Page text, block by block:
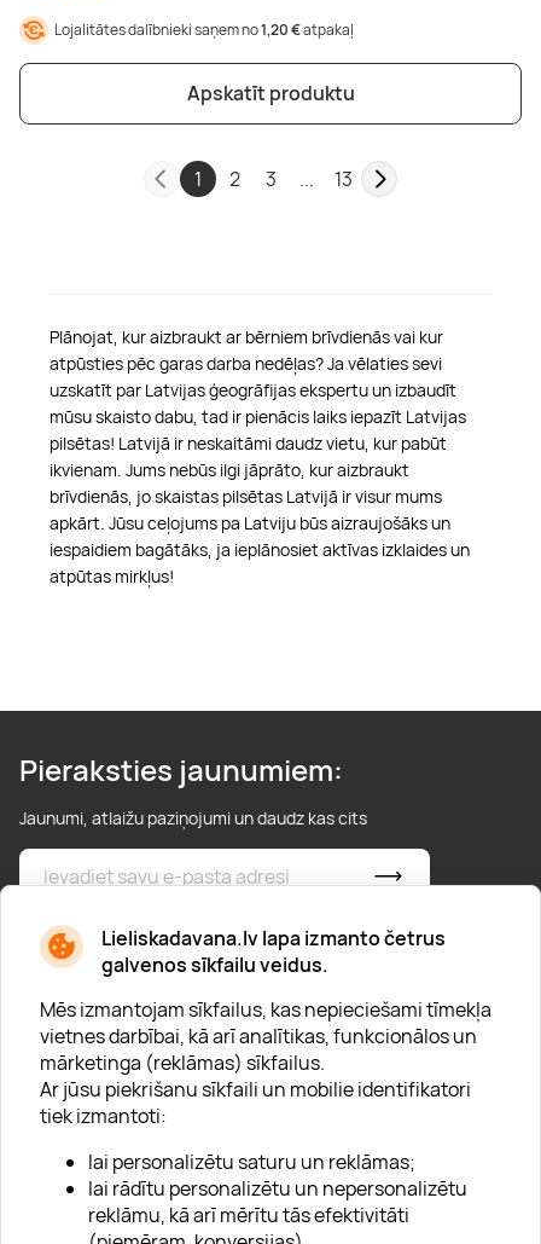
Lieliskadavana.lv lapa izmanto četrus
galvenos sīkfailu veidus.
Mēs izmantojam sīkfailus, kas nepieciešami tīmekļa
vietnes darbībai, kā arī analītikas, funkcionālos un
mārketinga (reklāmas) sīkfailus.
Ar jūsu piekrišanu sīkfaili un mobilie identifikatori
tiek izmantoti:
lai personalizētu saturu un reklāmas;
lai rādītu personalizētu un nepersonalizētu
reklāmu, kā arī mērītu tās efektivitāti
Lojalitātes dalībnieki saņem no1,20 €atpakaļ
Apskatīt produktu
1 2 3 ... 13
Plānojat, kur aizbraukt ar bērniem brīvdienās vai kur
atpūsties pēc garas darba nedēļas? Ja vēlaties sevi
uzskatīt par Latvijas ģeogrāfijas ekspertu un izbaudīt
mūsu skaisto dabu, tad ir pienācis laiks iepazīt Latvijas
pilsētas! Latvijā ir neskaitāmi daudz vietu, kur pabūt
ikvienam. Jums nebūs ilgi jāprāto, kur aizbraukt
brīvdienās, jo skaistas pilsētas Latvijā ir visur mums
apkārt. Jūsu ceļojums pa Latviju būs aizraujošāks un
iespaidiem bagātāks, ja ieplānosiet aktīvas izklaides un
atpūtas mirkļus!
Pieraksties jaunumiem:
Jaunumi, atlaižu paziņojumi un daudz kas cits
* Esmu iepazinies/usies ar privātuma politiku
Par "Lieliska dāvana"
Uzņēmumiem